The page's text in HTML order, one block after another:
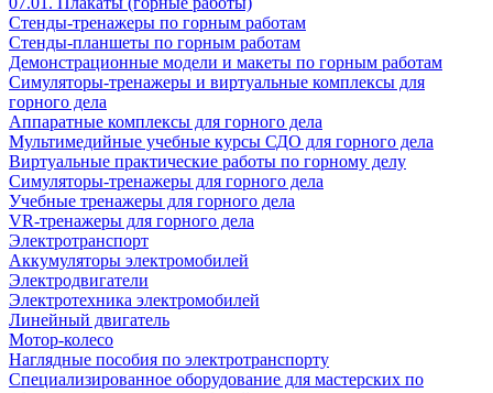
Стенды-тренажеры по горным работам
Стенды-планшеты по горным работам
Демонстрационные модели и макеты по горным работам
Симуляторы-тренажеры и виртуальные комплексы для
горного дела
Аппаратные комплексы для горного дела
Мультимедийные учебные курсы СДО для горного дела
Виртуальные практические работы по горному делу
Симуляторы-тренажеры для горного дела
Учебные тренажеры для горного дела
VR-тренажеры для горного дела
Электротранспорт
Аккумуляторы электромобилей
Электродвигатели
Электротехника электромобилей
Линейный двигатель
Мотор-колесо
Наглядные пособия по электротранспорту
Специализированное оборудование для мастерских по